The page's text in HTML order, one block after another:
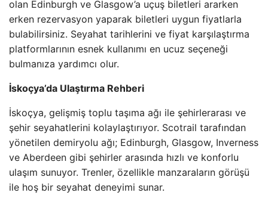
olan Edinburgh ve Glasgow’a uçuş biletleri ararken
erken rezervasyon yaparak biletleri uygun fiyatlarla
bulabilirsiniz. Seyahat tarihlerini ve fiyat karşılaştırma
platformlarının esnek kullanımı en ucuz seçeneği
bulmanıza yardımcı olur.
İskoçya’da Ulaştırma Rehberi
İskoçya, gelişmiş toplu taşıma ağı ile şehirlerarası ve
şehir seyahatlerini kolaylaştırıyor. Scotrail tarafından
yönetilen demiryolu ağı; Edinburgh, Glasgow, Inverness
ve Aberdeen gibi şehirler arasında hızlı ve konforlu
ulaşım sunuyor. Trenler, özellikle manzaraların görüşü
ile hoş bir seyahat deneyimi sunar.